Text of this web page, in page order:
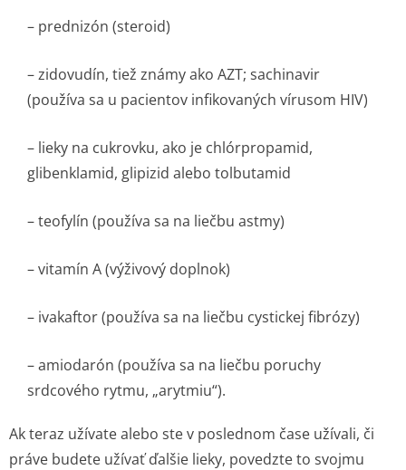
– prednizón (steroid)
– zidovudín, tiež známy ako AZT; sachinavir
(používa sa u pacientov infikovaných vírusom HIV)
– lieky na cukrovku, ako je chlórpropamid,
glibenklamid, glipizid alebo tolbutamid
– teofylín (používa sa na liečbu astmy)
– vitamín A (výživový doplnok)
– ivakaftor (používa sa na liečbu cystickej fibrózy)
– amiodarón (používa sa na liečbu poruchy
srdcového rytmu, „arytmiu“).
Ak teraz užívate alebo ste v poslednom čase užívali, či
práve budete užívať ďalšie lieky, povedzte to svojmu